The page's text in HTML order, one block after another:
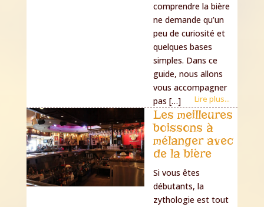
comprendre la bière
ne demande qu’un
peu de curiosité et
quelques bases
simples. Dans ce
guide, nous allons
vous accompagner
pas […]
Lire plus...
Les meilleures
boissons à
mélanger avec
de la bière
Si vous êtes
débutants, la
zythologie est tout